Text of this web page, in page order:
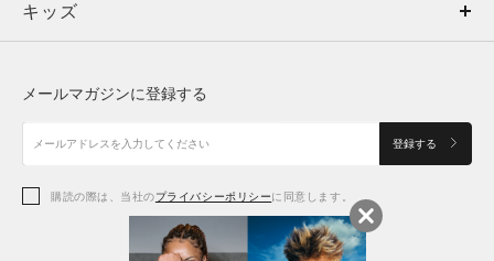
キッズ
アクセサリー
ボトムス
アクセサリー
トップス
シューズ
アクセサリー
キッズ
シューズ
メールマガジンに登録する
登録する
購読の際は、当社のプライバシーポリシーに同意します。